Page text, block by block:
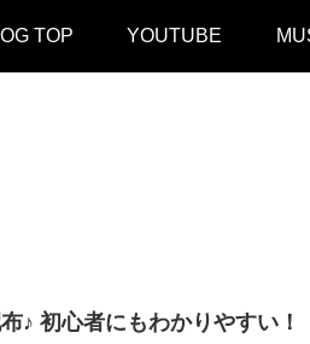
TOP YOUTUBE
♪ 初心者にもわかりやすい！